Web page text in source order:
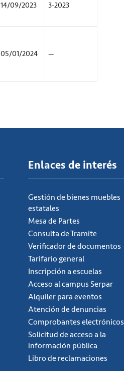
14/09/2023 3-2023
05/01/2024 —
Enlaces de interés
Gestión de bienes muebles
estatales
Mesa de Partes
Consulta de Tramite
Verificador de documentos
Tarifario general
Inscripción a escuelas
Acceso al campus Serpar
Alquiler para eventos
Atención de denuncias
Comprobantes electrónicos
Solicitud de acceso a la
información pública
Libro de reclamaciones